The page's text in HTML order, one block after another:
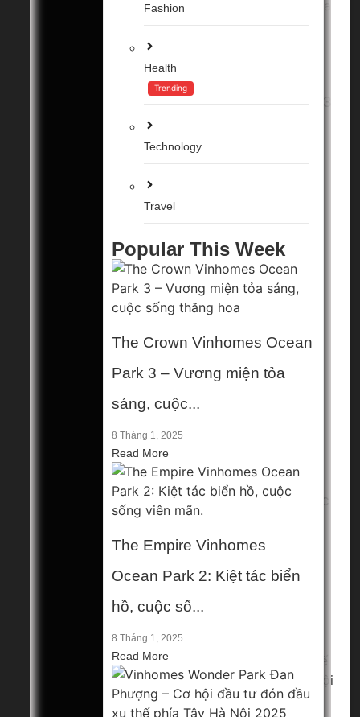
The Empire
2: Kiệt tác
biển hồ, cuộc
Fashion
Health
Trending
Technology
Travel
Popular This Week
The Crown Vinhomes Ocean
Park 3 – Vương miện tỏa
sáng, cuộc...
8 Tháng 1, 2025
Read More
The Empire Vinhomes
Ocean Park 2: Kiệt tác biển
hồ, cuộc số...
8 Tháng 1, 2025
Read More